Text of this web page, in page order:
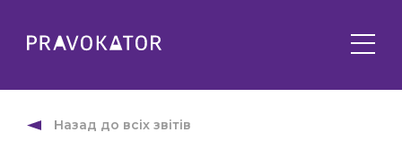
Про клуб
PRAVOKATOR.Київ
Напрямки діяльності
Назад до всіх звітів